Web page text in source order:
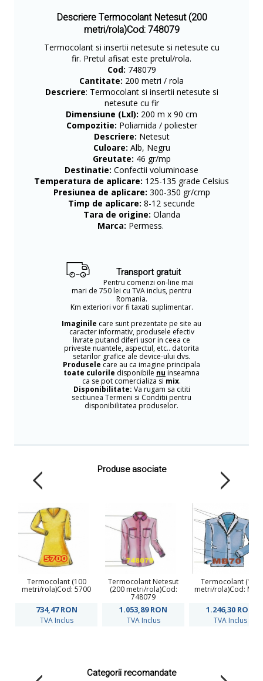
Descriere Termocolant Netesut (200
metri/rola)Cod: 748079
Termocolant si insertii netesute si netesute cu
fir. Pretul afisat este pretul/rola.
Cod: 748079
Cantitate: 200 metri / rola
Descriere: Termocolant si insertii netesute si
netesute cu fir
Dimensiune (Lxl): 200 m x 90 cm
Compozitie: Poliamida / poliester
Descriere: Netesut
Culoare: Alb, Negru
Greutate: 46 gr/mp
Destinatie: Confectii voluminoase
Temperatura de aplicare: 125-135 grade Celsius
Presiunea de aplicare: 300-350 gr/cmp
Timp de aplicare: 8-12 secunde
Tara de origine: Olanda
Marca: Permess.
Transport gratuit
Pentru comenzi on-line mai
mari de 750 lei cu TVA inclus, pentru
Romania.
Km exteriori vor fi taxati suplimentar.
Imaginile care sunt prezentate pe site au
caracter informativ, produsele efectiv
livrate putand diferi usor in ceea ce
priveste nuantele, aspectul, etc.. datorita
setarilor grafice ale device-ului dvs.
Produsele care au ca imagine principala
toate culorile disponibile nu inseamna
ca se pot comercializa si mix.
Disponibilitate: Va rugam sa cititi
sectiunea Termeni si Conditii pentru
disponibilitatea produselor.
Produse asociate
Termocolant (100
metri/rola)Cod: 5700
734,47RON
TVA Inclus
Termocolant Netesut
(200 metri/rola)Cod:
748079
1.053,89RON
TVA Inclus
Termocolant (100
metri/rola)Cod:
1.246,30 RON
TVA Inclus
Categorii recomandate